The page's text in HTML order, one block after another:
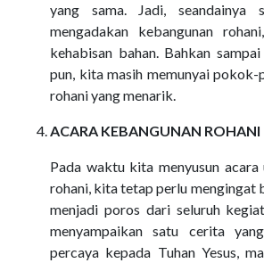
yang sama. Jadi, seandainya
mengadakan kebangunan
kehabisan bahan. Bahkan
pun, kita masih memunyai
rohani yang menarik.
ACARA KEBANGUNAN ROHANI
Pada waktu kita menyusun acara
rohani, kita tetap perlu mengingat
menjadi poros dari seluruh
menyampaikan satu cerita
percaya kepada Tuhan Yesus,